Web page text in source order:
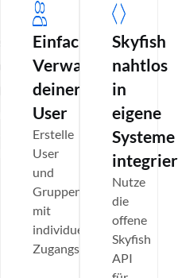
Einfaches
Verwalten
deiner
User
Erstelle
User
und
Gruppen
mit
individuellen
Zugangsrechten
Skyfish
nahtlos
in
eigene
Systeme
Nutze
die
offene
Skyfish
API